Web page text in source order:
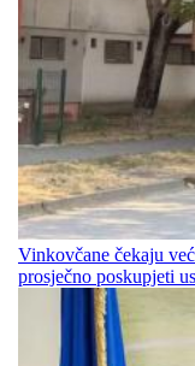
Vinkovčane čekaju
prosječno poskupjeti